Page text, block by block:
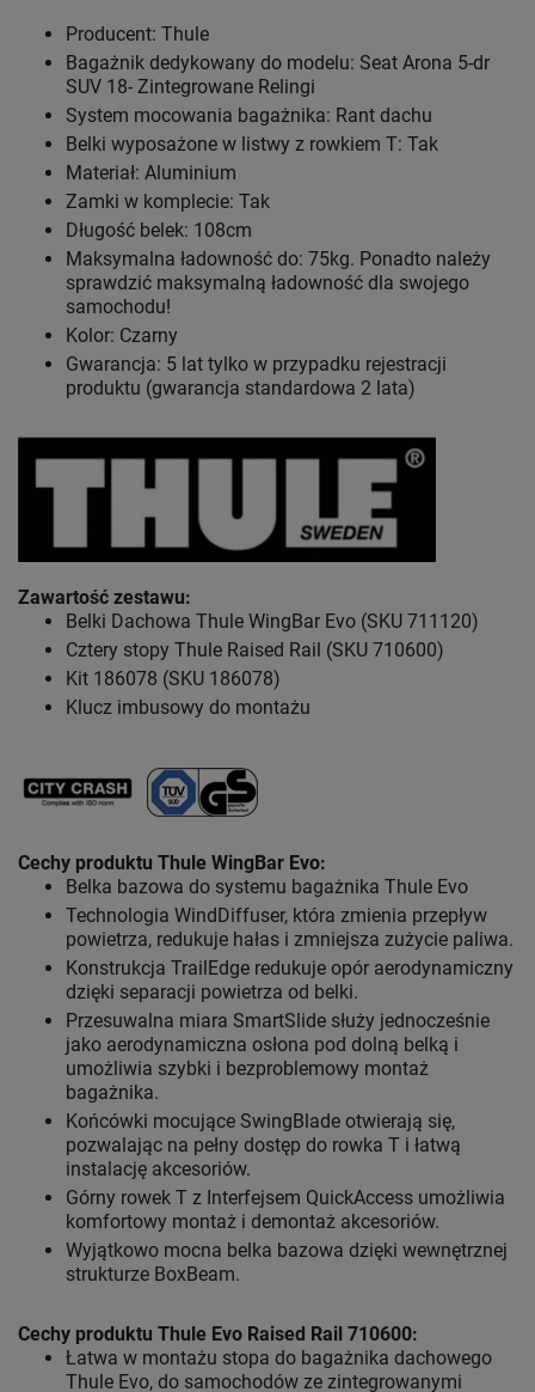
Producent: Thule
Bagażnik dedykowany do modelu: Seat Arona 5-dr
SUV 18- Zintegrowane Relingi
System mocowania bagażnika: Rant dachu
Belki wyposażone w listwy z rowkiem T: Tak
Materiał: Aluminium
Zamki w komplecie: Tak
Długość belek: 108cm
Maksymalna ładowność do: 75kg. Ponadto należy
sprawdzić maksymalną ładowność dla swojego
samochodu!
Kolor: Czarny
Gwarancja: 5 lat tylko w przypadku rejestracji
produktu (gwarancja standardowa 2 lata)
Zawartość zestawu:
Belki Dachowa Thule WingBar Evo (SKU 711120)
Cztery stopy Thule Raised Rail (SKU 710600)
Kit 186078 (SKU 186078)
Klucz imbusowy do montażu
Cechy produktu Thule WingBar Evo:
Belka bazowa do systemu bagażnika Thule Evo
Technologia WindDiffuser, która zmienia przepływ
powietrza, redukuje hałas i zmniejsza zużycie paliwa.
Konstrukcja TrailEdge redukuje opór aerodynamiczny
dzięki separacji powietrza od belki.
Przesuwalna miara SmartSlide służy jednocześnie
jako aerodynamiczna osłona pod dolną belką i
umożliwia szybki i bezproblemowy montaż
bagażnika.
Końcówki mocujące SwingBlade otwierają się,
pozwalając na pełny dostęp do rowka T i łatwą
instalację akcesoriów.
Górny rowek T z Interfejsem QuickAccess umożliwia
komfortowy montaż i demontaż akcesoriów.
Wyjątkowo mocna belka bazowa dzięki wewnętrznej
strukturze BoxBeam.
Cechy produktu Thule Evo Raised Rail 710600:
Łatwa w montażu stopa do bagażnika dachowego
Thule Evo, do samochodów ze zintegrowanymi